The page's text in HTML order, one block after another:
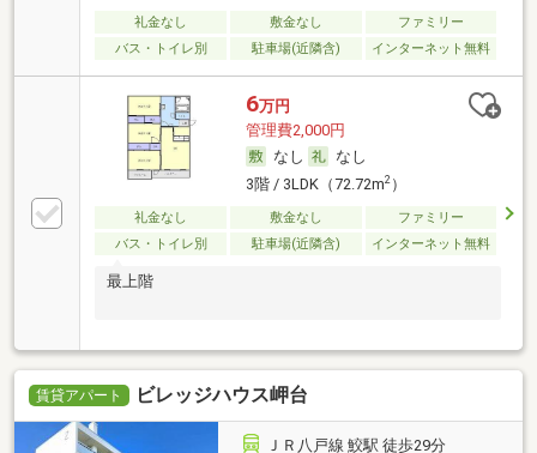
礼金なし 敷金なし
ファミリー
バス・トイレ別
駐車場(近隣含) インターネット無料
6万円
管理費2,000円
なし
なし
3階 / 3LDK（72.72m2）
礼金なし 敷金なし
ファミリー
バス・トイレ別
駐車場(近隣含) インターネット無料
最上階
賃貸アパート ビレッジハウス岬台
ＪＲ八戸線 鮫駅 徒歩29分